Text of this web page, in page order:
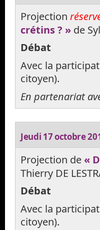
Projection
crétins ? » de
Débat
Avec la
citoyen).
En partenariat
Jeudi 17 octobre
Projection de «
Thierry DE
Débat
Avec la
citoyen).